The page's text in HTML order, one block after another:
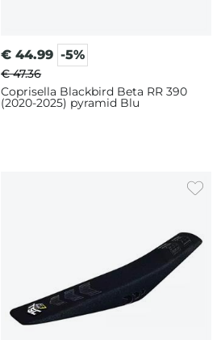
€ 44.99 -5%
€ 47.36
Coprisella Blackbird Beta RR 390
(2020-2025) pyramid Blu